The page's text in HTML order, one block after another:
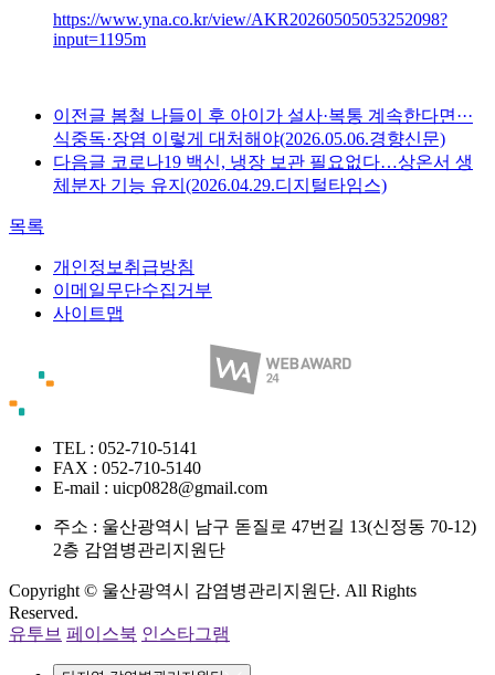
https://www.yna.co.kr/view/AKR20260505053252098?
input=1195m
이전글 봄철 나들이 후 아이가 설사·복통 계속한다면···
식중독·장염 이렇게 대처해야(2026.05.06.경향신문)
다음글 코로나19 백신, 냉장 보관 필요없다…상온서 생
체분자 기능 유지(2026.04.29.디지털타임스)
목록
개인정보취급방침
이메일무단수집거부
사이트맵
TEL : 052-710-5141
FAX : 052-710-5140
E-mail : uicp0828@gmail.com
주소 : 울산광역시 남구 돋질로 47번길 13(신정동 70-12)
2층 감염병관리지원단
Copyright © 울산광역시 감염병관리지원단. All Rights
Reserved.
유투브 페이스북 인스타그램